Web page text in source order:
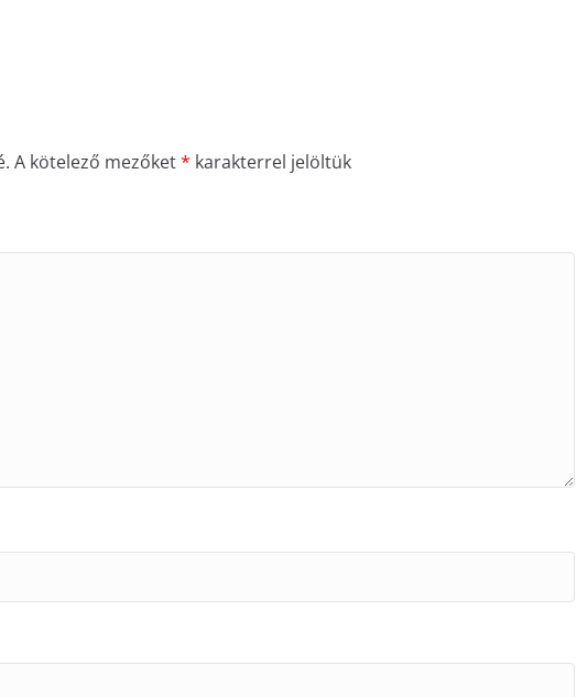
A kötelező mezőket* karakterrel jelöltük